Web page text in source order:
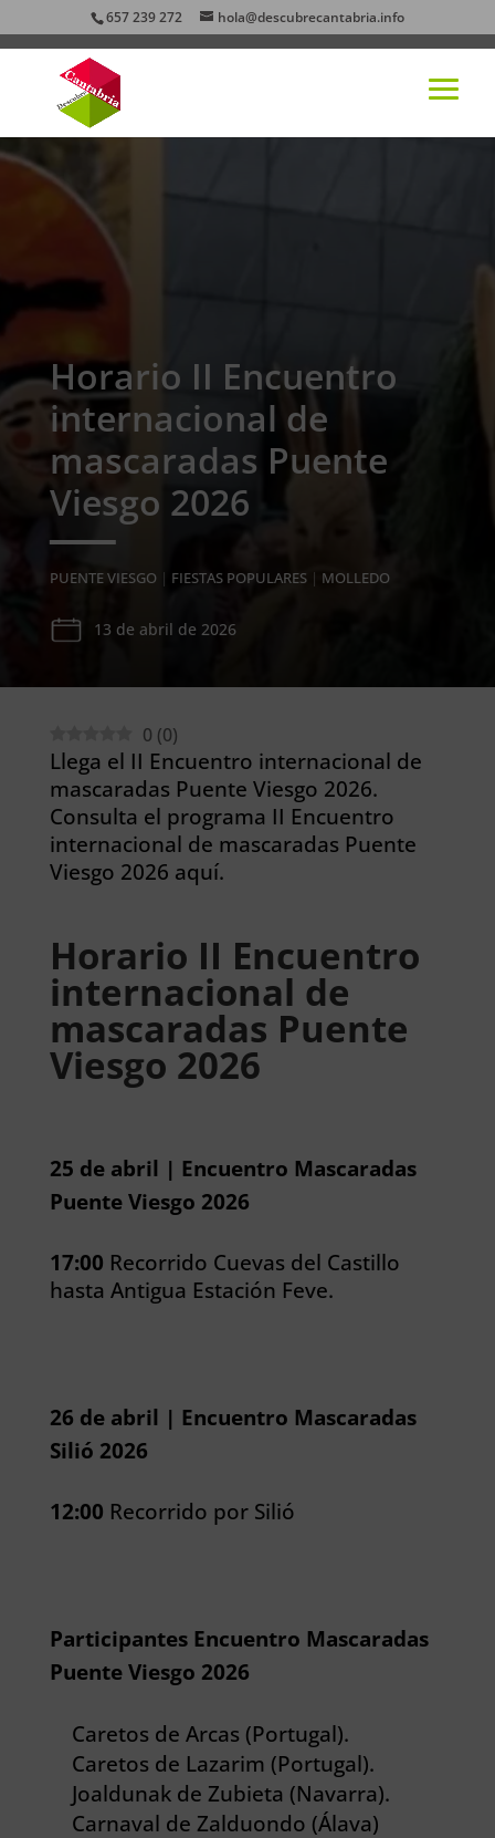
657 239 272 hola@descubrecantabria.info
Horario II Encuentro
internacional de
mascaradas Puente
Viesgo 2026
PUENTE VIESGO | FIESTAS POPULARES| MOLLEDO
13 de abril de 2026
0 (0)
Llega el II Encuentro internacional de
mascaradas Puente Viesgo 2026.
Consulta el programa II Encuentro
internacional de mascaradas Puente
Viesgo 2026 aquí.
Horario II Encuentro
internacional de
mascaradas Puente
Viesgo 2026
25 de abril | Encuentro Mascaradas
Puente Viesgo 2026
17:00 Recorrido Cuevas del Castillo
hasta Antigua Estación Feve.
26 de abril | Encuentro Mascaradas
Silió 2026
12:00 Recorrido por Silió
Participantes Encuentro Mascaradas
Puente Viesgo 2026
Caretos de Arcas (Portugal).
Caretos de Lazarim (Portugal).
Joaldunak de Zubieta (Navarra).
Carnaval de Zalduondo (Álava)